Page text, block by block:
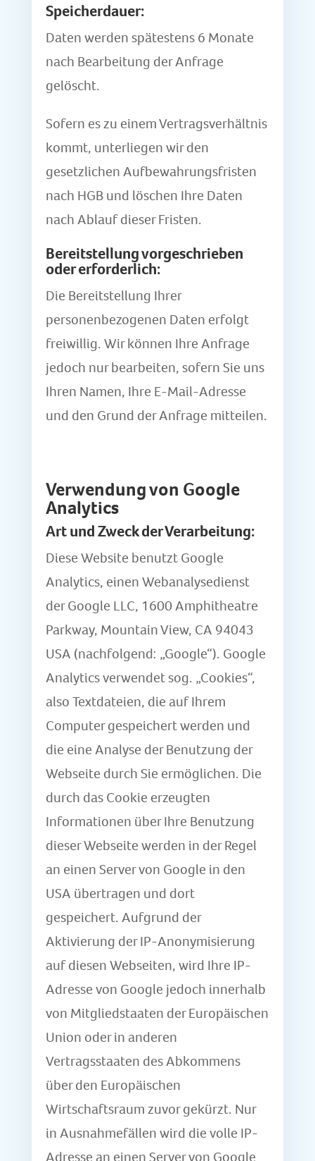
Speicherdauer:
Daten werden spätestens 6 Monate
nach Bearbeitung der Anfrage
gelöscht.
Sofern es zu einem Vertragsverhältnis
kommt, unterliegen wir den
gesetzlichen Aufbewahrungsfristen
nach HGB und löschen Ihre Daten
nach Ablauf dieser Fristen.
Bereitstellung vorgeschrieben
oder erforderlich:
Die Bereitstellung Ihrer
personenbezogenen Daten erfolgt
freiwillig. Wir können Ihre Anfrage
jedoch nur bearbeiten, sofern Sie uns
Ihren Namen, Ihre E-Mail-Adresse
und den Grund der Anfrage mitteilen.
Verwendung von Google
Analytics
Art und Zweck der Verarbeitung:
Diese Website benutzt Google
Analytics, einen Webanalysedienst
der Google LLC, 1600 Amphitheatre
Parkway, Mountain View, CA 94043
USA (nachfolgend: „Google“). Google
Analytics verwendet sog. „Cookies“,
also Textdateien, die auf Ihrem
Computer gespeichert werden und
die eine Analyse der Benutzung der
Webseite durch Sie ermöglichen. Die
durch das Cookie erzeugten
Informationen über Ihre Benutzung
dieser Webseite werden in der Regel
an einen Server von Google in den
USA übertragen und dort
gespeichert. Aufgrund der
Aktivierung der IP-Anonymisierung
auf diesen Webseiten, wird Ihre IP-
Adresse von Google jedoch innerhalb
von Mitgliedstaaten der Europäischen
Union oder in anderen
Vertragsstaaten des Abkommens
über den Europäischen
Wirtschaftsraum zuvor gekürzt. Nur
in Ausnahmefällen wird die volle IP-